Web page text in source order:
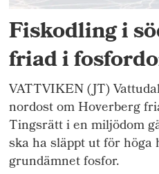
Fiskodling i
friad i
VATTVIKEN (JT)
nordost om Hoverberg
Tingsrätt i en miljödom
ska ha släppt ut för
grundämnet fosfor.